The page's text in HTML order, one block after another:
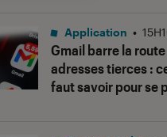
Gmail barre la
adresses tierces :
faut savoir pour se
Application •